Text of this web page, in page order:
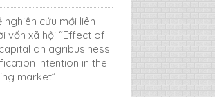
nghiên cứu mới liên
vốn xã hội “Effect of
on agribusiness
intention in the
market”